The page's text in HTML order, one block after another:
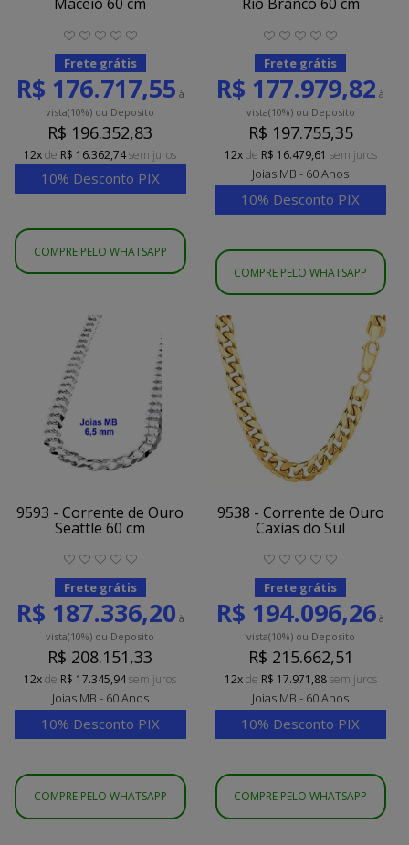
Frete grátis
R$ 176.717,55 à
vista(10%) ou Deposito
R$ 196.352,83
12xde R$ 16.362,74sem juros
10% Desconto PIX
COMPRE PELO WHATSAPP
Frete grátis
R$ 177.979,82 à
vista(10%)ou Deposito
R$ 197.755,35
12xde R$ 16.479,61 sem juros
Joias MB - 60 Anos
10% Desconto PIX
COMPRE PELO WHATSAPP
9593 - Corrente de Ouro
Seattle 60 cm
Frete grátis
R$ 187.336,20 à
vista(10%) ou Deposito
R$ 208.151,33
12xde R$ 17.345,94sem juros
Joias MB - 60 Anos
10% Desconto PIX
COMPRE PELO WHATSAPP
9538 - Corrente de Ouro
Caxias do Sul
Frete grátis
R$ 194.096,26 à
vista(10%)ou Deposito
R$ 215.662,51
12xde R$ 17.971,88sem juros
Joias MB - 60 Anos
10% Desconto PIX
COMPRE PELO WHATSAPP